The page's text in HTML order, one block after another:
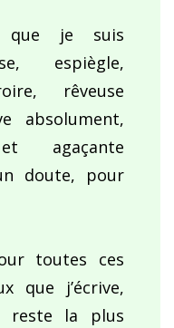
que je suis
espiègle,
rêveuse
absolument,
agaçante
doute, pour
toutes ces
que j’écrive,
reste la plus